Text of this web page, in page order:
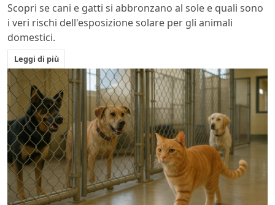
Scopri se cani e gatti si abbronzano al sole e quali sono
i veri rischi dell'esposizione solare per gli animali
domestici.
Leggi di più